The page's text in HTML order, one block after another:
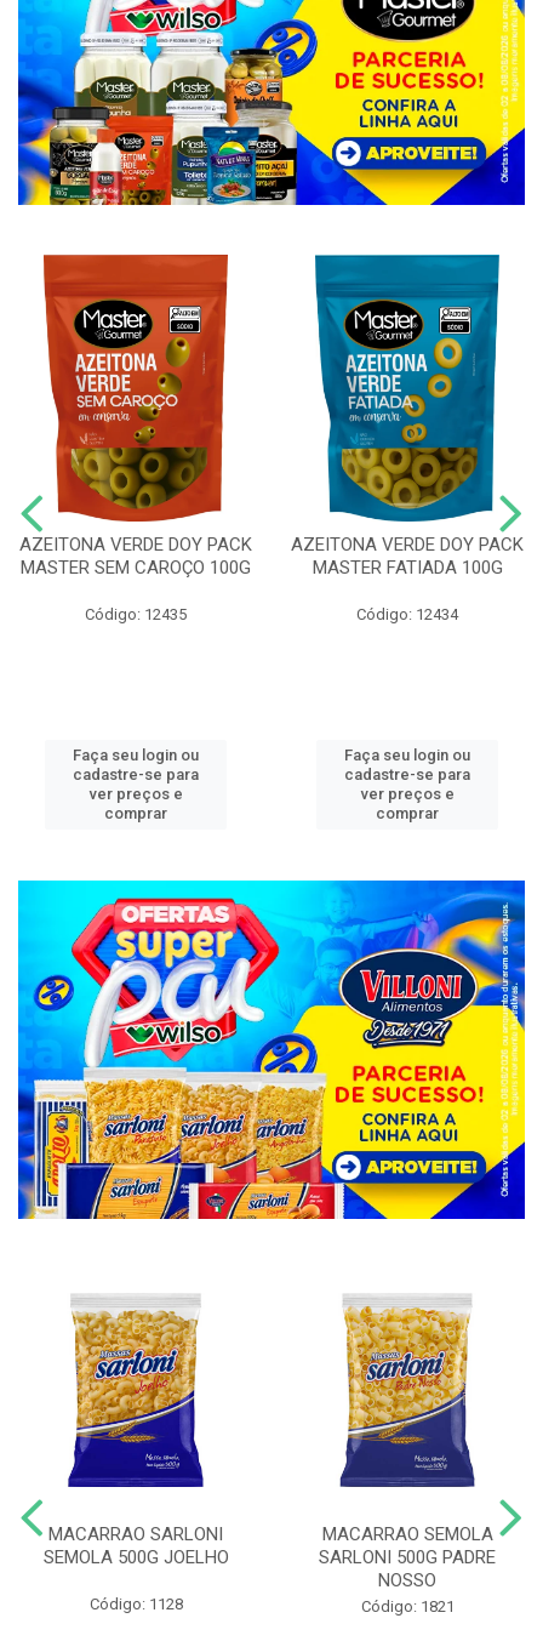
AZEITONA VERDE DOY PACK
MASTER SEM CAROÇO 100G
Código: 12435
Faça seu login ou
cadastre-se para
ver preços e
comprar
AZEITONA VERDE DOY PACK
MASTER FATIADA 100G
Código: 12434
Faça seu login ou
cadastre-se para
ver preços e
comprar
MACARRAO SARLONI
SEMOLA 500G JOELHO
Código: 1128
MACARRAO SEMOLA
SARLONI 500G PADRE
NOSSO
Código: 1821